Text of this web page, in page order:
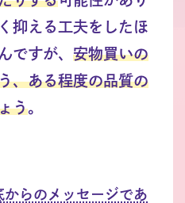
抑える工夫をしたほ
ですが、 安物買いの
、ある程度の品質の
う。
らのメッセージであ